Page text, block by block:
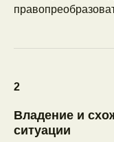
2
Владение и
ситуации